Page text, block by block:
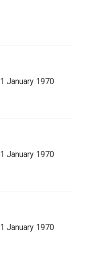
1 January 1970
1 January 1970
1 January 1970